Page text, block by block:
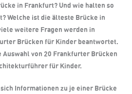
in Frankfurt? Und wie halten so
Welche ist die älteste Brücke in
weitere Fragen werden in
Brücken für Kinder beantwortet.
Auswahl von 20 Frankfurter Brücken
für Kinder.
Informationen zu je einer Brücke